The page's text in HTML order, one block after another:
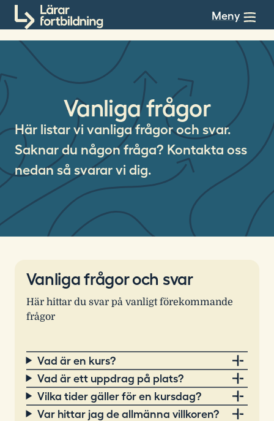
Till innehållet Meny
Vanliga frågor
Här listar vi vanliga frågor och svar.
Saknar du någon fråga? Kontakta oss
nedan så svarar vi dig.
Vanliga frågor och svar
Här hittar du svar på vanligt förekommande
frågor
Vad är en kurs?
Vad är ett uppdrag på plats?
Vilka tider gäller för en kursdag?
Var hittar jag de allmänna villkoren?